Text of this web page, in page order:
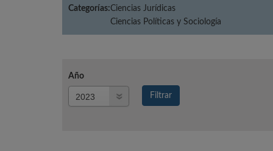
Categorías:Ciencias Jurídicas
Ciencias Políticas y Sociología
Año
Filtrar